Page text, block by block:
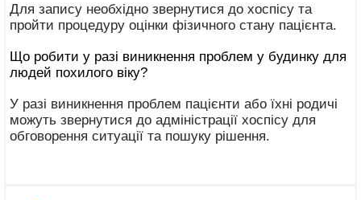
Для запису необхідно звернутися до хоспісу та
пройти процедуру оцінки фізичного стану пацієнта.
Що робити у разі виникнення проблем у будинку для
людей похилого віку?
У разі виникнення проблем пацієнти або їхні родичі
можуть звернутися до адміністрації хоспісу для
обговорення ситуації та пошуку рішення.